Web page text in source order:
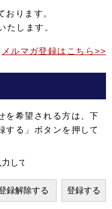
おります。
たします。
メルマガ登録はこちら>>
を希望される方は、下
する」ボタンを押して